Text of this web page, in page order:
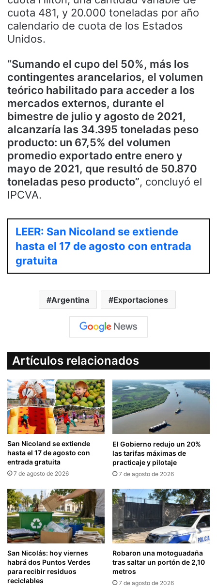
cuota 481, y 20.000 toneladas por año
calendario de cuota de los Estados
Unidos.
“Sumando el cupo del 50%, más los
contingentes arancelarios, el volumen
teórico habilitado para acceder a los
mercados externos, durante el
bimestre de julio y agosto de 2021,
alcanzaría las 34.395 toneladas peso
producto: un 67,5% del volumen
promedio exportado entre enero y
mayo de 2021, que resultó de 50.870
toneladas peso producto”, concluyó el
IPCVA.
LEER: San Nicoland se extiende
hasta el 17 de agosto con entrada
gratuita
Argentina Exportaciones
Artículos relacionados
San Nicoland se extiende
hasta el 17 de agosto con
entrada gratuita
7 de agosto de 2026
El Gobierno redujo un 20%
las tarifas máximas de
practicaje y pilotaje
7 de agosto de 2026
San Nicolás: hoy viernes
habrá dos Puntos Verdes
para recibir residuos
reciclables
Robaron una motoguadaña
tras saltar un portón de 2,10
metros
7 de agosto de 2026